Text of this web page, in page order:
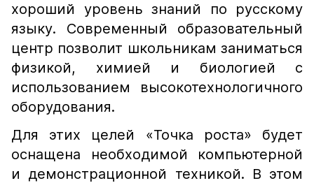
хороший уровень знаний по русскому
языку. Современный образовательный
центр позволит школьникам заниматься
физикой, химией и биологией с
использованием высокотехнологичного
оборудования.
Для этих целей «Точка роста» будет
оснащена необходимой компьютерной
и демонстрационной техникой. В этом